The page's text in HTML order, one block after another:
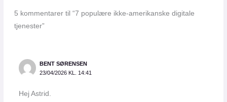
5 kommentarer til “7 populære ikke-amerikanske digitale
tjenester”
BENT SØRENSEN
23/04/2026 KL. 14:41
Hej Astrid.